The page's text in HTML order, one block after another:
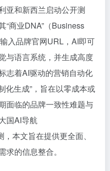
亚和新西兰启动公开测
“商业DNA”（Business
入品牌官网URL，AI即可
与语言系统，并生成高度
志着AI驱动的营销自动化
化生成”，旨在以零成本或
面临的品牌一致性难题与
国AI导航
本文旨在提供更全面、
的信息整合。